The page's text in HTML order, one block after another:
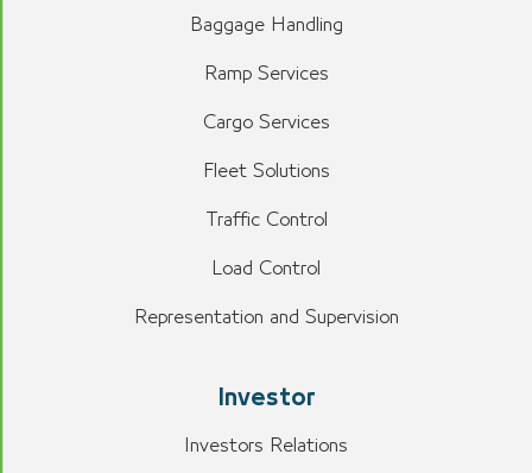
Baggage Handling
Ramp Services
Cargo Services
Fleet Solutions
Traffic Control
Load Control
Representation and Supervision
Investor
Investors Relations